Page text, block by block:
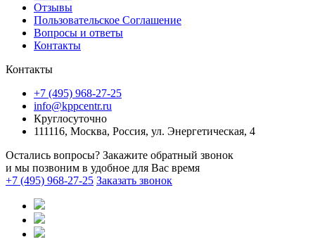
Отзывы
Пользовательское Соглашение
Вопросы и ответы
Контакты
Контакты
+7 (495) 968-27-25
info@kppcentr.ru
Круглосуточно
111116, Москва, Россия, ул. Энергетическая, 4
Остались вопросы? Закажите обратный звонок
и мы позвоним в удобное для Вас время
+7 (495) 968-27-25 Заказать звонок